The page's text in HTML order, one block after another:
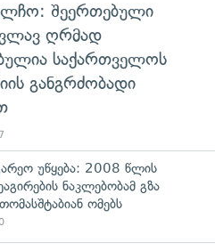
შეერთებული
ღრმად
საქართველოს
განგრძობადი
უწყება: 2008 წლის
ნაკლებობამ გზა
ომებს